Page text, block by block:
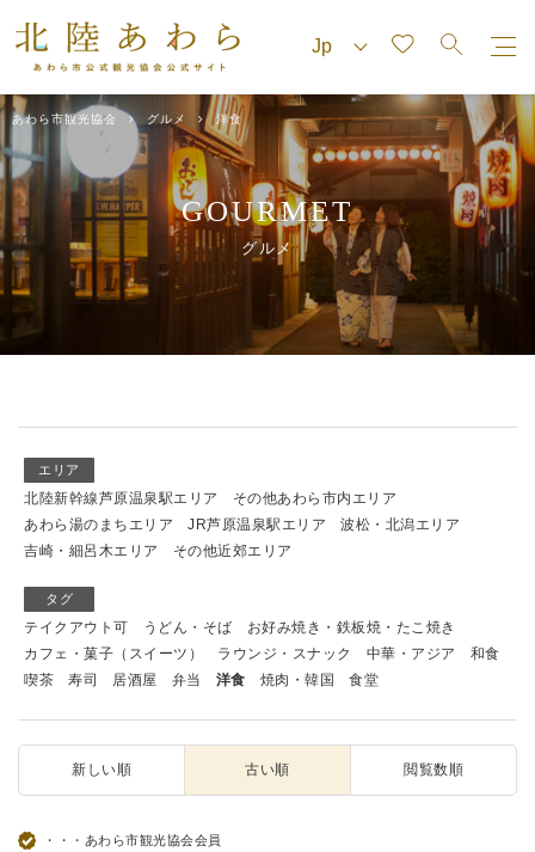
あわら市観光協会 グルメ 洋食
GOURMET
グルメ
エリア
北陸新幹線芦原温泉駅エリア
その他あわら市内エリア
あわら湯のまちエリア
JR芦原温泉駅エリア
波松・北潟エリア
吉崎・細呂木エリア
その他近郊エリア
タグ
テイクアウト可 うどん・そば
お好み焼き・鉄板焼・たこ焼き
カフェ・菓子（スイーツ）
ラウンジ・スナック 中華・アジア
和食
喫茶
寿司 居酒屋 弁当 洋食 焼肉・韓国 食堂
新しい順 古い順 閲覧数順
・・・あわら市観光協会会員